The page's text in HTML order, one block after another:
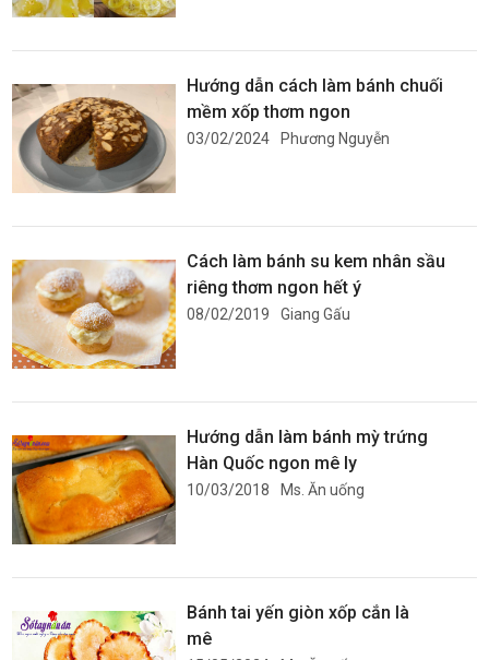
Hướng dẫn cách làm bánh chuối
mềm xốp thơm ngon
03/02/2024 Phương Nguyễn
Cách làm bánh su kem nhân sầu
riêng thơm ngon hết ý
08/02/2019 Giang Gấu
Hướng dẫn làm bánh mỳ trứng
Hàn Quốc ngon mê ly
10/03/2018 Ms. Ăn uống
Bánh tai yến giòn xốp cắn là
mê